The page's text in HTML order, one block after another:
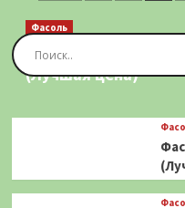
0,5
(Лучшая
записей
Фасоль
Фасоль Золотая
(Лучшая цена)